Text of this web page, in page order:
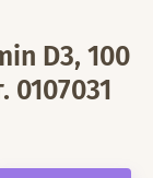
D3, 100
0107031